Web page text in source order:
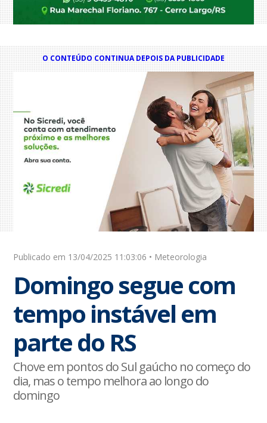
O CONTEÚDO CONTINUA DEPOIS DA PUBLICIDADE
Publicado em 13/04/2025 11:03:06 • Meteorologia
Domingo segue com
tempo instável em
parte do RS
Chove em pontos do Sul gaúcho no começo do
dia, mas o tempo melhora ao longo do
domingo